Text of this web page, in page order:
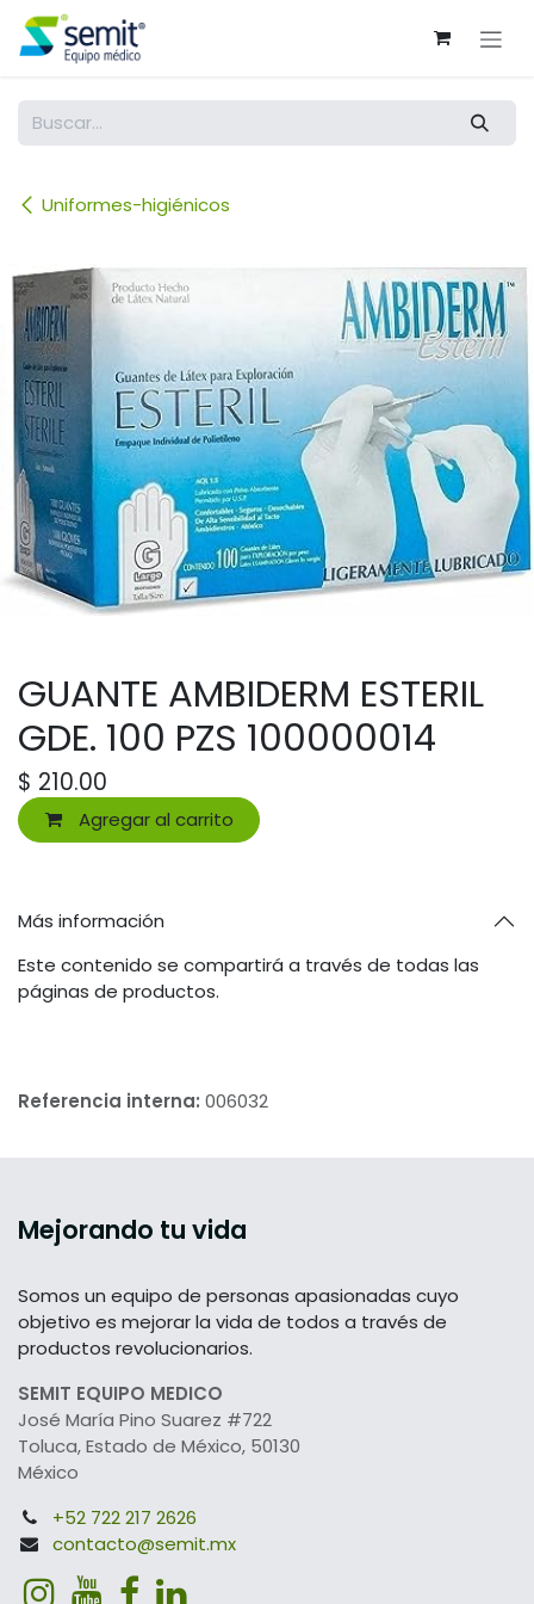
Ir al contenido
Uniformes-higiénicos
GUANTE AMBIDERM ESTERIL
GDE. 100 PZS 100000014
$ 210.00
Agregar al carrito
Más información
Este contenido se compartirá a través de todas las
páginas de productos.
Referencia interna: 006032
Mejorando tu vida
Somos un equipo de personas apasionadas cuyo
objetivo es mejorar la vida de todos a través de
productos revolucionarios.
SEMIT EQUIPO MEDICO
José María Pino Suarez #722
Toluca, Estado de México, 50130
México
+52 722 217 2626
contacto@semit.mx